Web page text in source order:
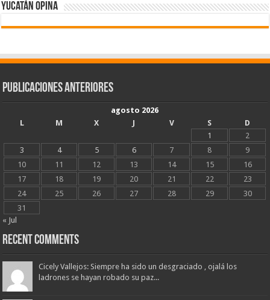
Yucatán Opina
Publicaciones Anteriores
agosto 2026
L
M X J V S
D
1
2
3
4 5 6 7 8
9
10
11 12 13 14 15
16
17
18 19 20 21 22
23
24
25 26 27 28 29
30
31
« Jul
Recent Comments
Cicely Vallejos: Siempre ha sido un desgraciado , ojalá los
ladrones se hayan robado su paz...